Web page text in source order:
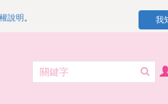
說明 。 我